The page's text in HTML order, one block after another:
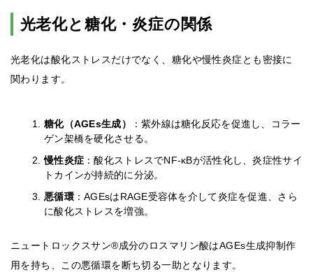
光老化と糖化・炎症の関係
光老化は酸化ストレスだけでなく、糖化や慢性炎症とも密接に
関わります。
糖化（AGEs生成）
：紫外線は糖化反応を促進し、コラー
ゲン架橋を硬化させる。
慢性炎症 ：酸化ストレスでNF-κBが活性化し、炎症性サイ
トカインが持続的に分泌。
悪循環：AGEsはRAGE受容体を介して炎症を促進、さら
に酸化ストレスを増強。
ニュートロックスサン®成分のロスマリン酸はAGEs生成抑制作
用を持ち、この悪循環を断ち切る一助となります。